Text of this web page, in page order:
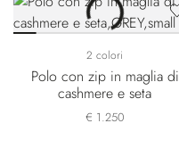
2 colori
Polo con zip in maglia di
cashmere e seta
€ 1.250